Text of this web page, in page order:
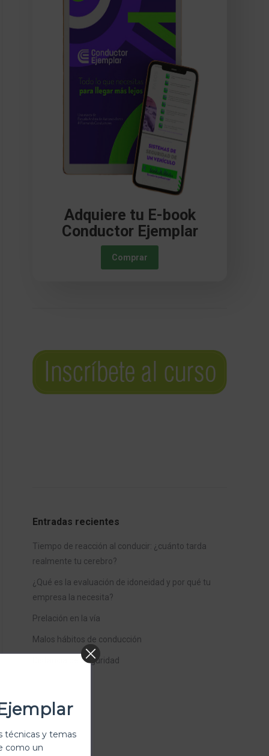
Adquiere tu E-book
Conductor Ejemplar
Comprar
Entradas recientes
Tiempo de reacción al conducir: ¿cuánto tarda
realmente tu cerebro?
¿Qué es la evaluación de idoneidad y por qué tu
empresa la necesita?
Prelación en la vía
Malos hábitos de conducción
Distancia de Seguridad
técnicas y temas
como un